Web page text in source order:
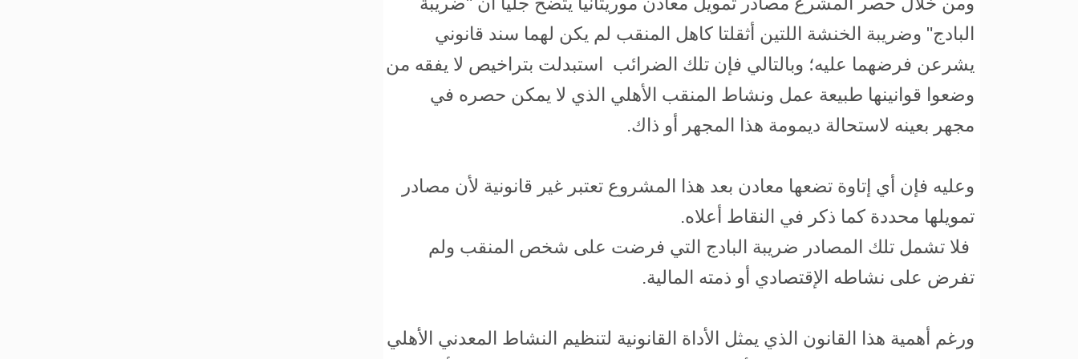
البادج" وضريبة الخنشة اللتين أثقلتا كاهل المنقب لم يكن لهما سند قانوني
يشرعن فرضهما عليه؛ وبالتالي فإن تلك الضرائب استبدلت بتراخيص لا يفقه من
وضعوا قوانينها طبيعة عمل ونشاط المنقب الأهلي الذي لا يمكن حصره في
مجهر بعينه لاستحالة ديمومة هذا المجهر أو ذاك.
وعليه فإن أي إتاوة تضعها معادن بعد هذا المشروع تعتبر غير قانونية لأن مصادر
تمويلها محددة كما ذكر في النقاط أعلاه.
فلا تشمل تلك المصادر ضريبة البادج التي فرضت على شخص المنقب ولم
تفرض على نشاطه الإقتصادي أو ذمته المالية.
ورغم أهمية هذا القانون الذي يمثل الأداة القانونية لتنظيم النشاط المعدني الأهلي